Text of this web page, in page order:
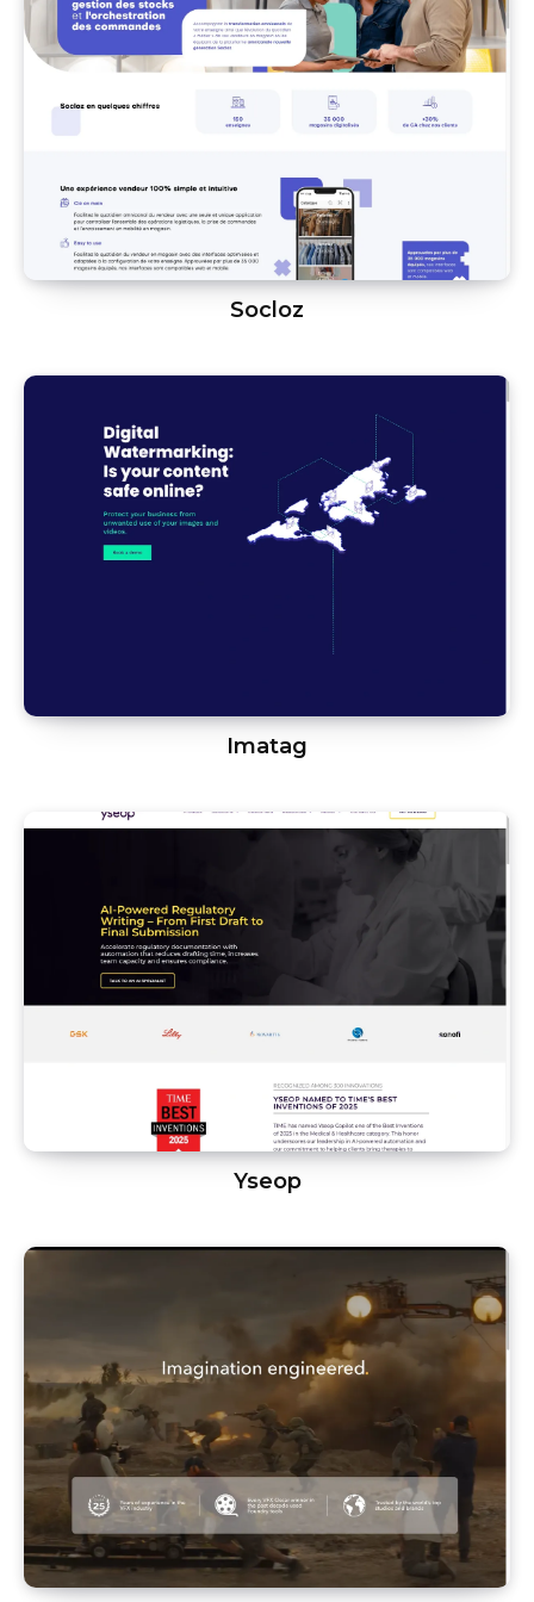
Socloz
Imatag
Yseop